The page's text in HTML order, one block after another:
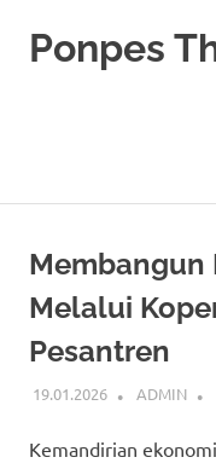
Ponpes
Membangun
Melalui
Pesantren
19.01.2026 ADMIN
Kemandirian